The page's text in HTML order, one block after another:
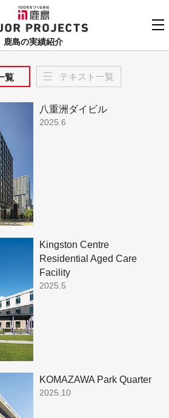
鹿島
PROJECTS
鹿島の実績紹介
実績紹介TOP
用途でさがす
地域でさがす
あいうえお順
覧 テキスト一覧
八重洲ダイビル
2025.6
Kingston Centre
Residential Aged Care
Facility
2025.5
KOMAZAWA Park Quarter
2025.10